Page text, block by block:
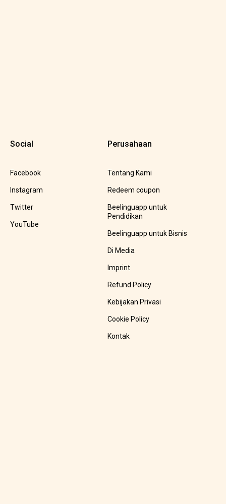
Social
Facebook
Instagram
Twitter
YouTube
Perusahaan
Tentang Kami
Redeem coupon
Beelinguapp untuk
Pendidikan
Beelinguapp untuk Bisnis
Di Media
Imprint
Refund Policy
Kebijakan Privasi
Cookie Policy
Kontak